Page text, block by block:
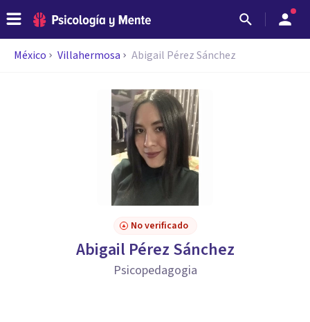
México Villahermosa Abigail Pérez Sánchez
No verificado
Abigail Pérez Sánchez
Psicopedagogia